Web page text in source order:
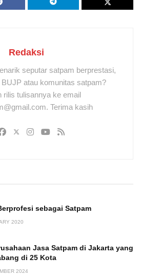
Redaksi
seputar satpam berprestasi,
atau komunitas satpam?
rilis tulisannya ke email
Terima kasih
sebagai Satpam
2020
Jasa Satpam di Jakarta yang
di 25 Kota
2024